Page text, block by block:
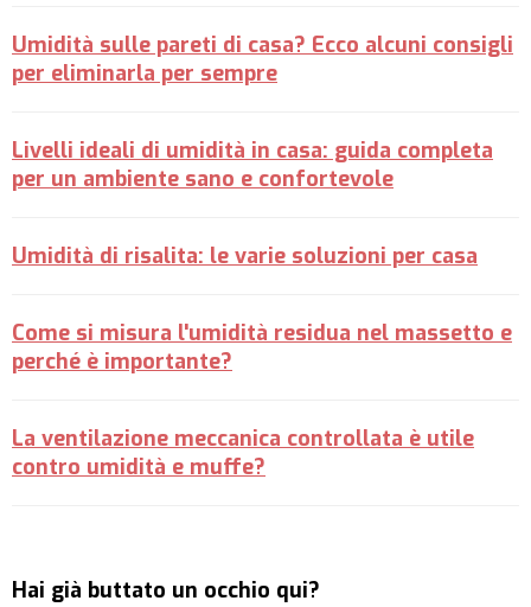
Umidità sulle pareti di casa? Ecco alcuni consigli
per eliminarla per sempre
Livelli ideali di umidità in casa: guida completa
per un ambiente sano e confortevole
Umidità di risalita: le varie soluzioni per casa
Come si misura l'umidità residua nel massetto e
perché è importante?
La ventilazione meccanica controllata è utile
contro umidità e muffe?
Hai già buttato un occhio qui?